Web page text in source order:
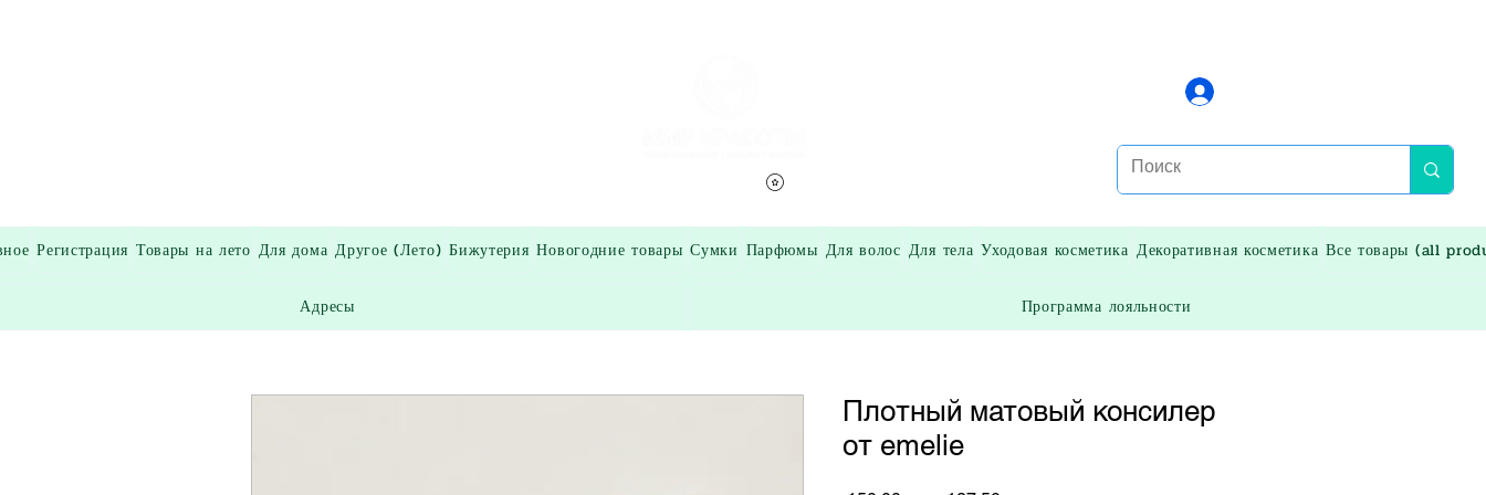
Регистрация Товары на лето Для дома Другое (Лето) Бижутерия Новогодние товары Сумки Парфюмы Для волос Для тела Уходовая косметика Декоративная косметика Все товары (all
Адресы Программа лояльности
Плотный матовый консилер
от emelie